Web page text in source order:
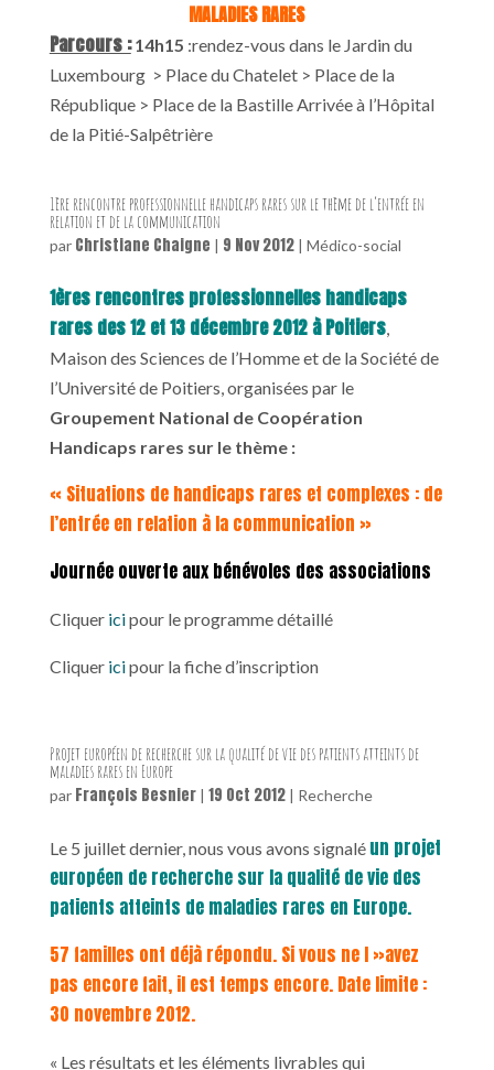
MALADIES RARES
Parcours : 14h15 :rendez-vous dans le Jardin du
Luxembourg > Place du Chatelet > Place de la
République > Place de la Bastille Arrivée à l’Hôpital
de la Pitié-Salpêtrière
1ère rencontre professionnelle handicaps rares sur le thème de l’entrée en
relation et de la communication
par Christiane Chaigne | 9 Nov 2012| Médico-social
1ères rencontres professionnelles handicaps
rares des 12 et 13 décembre 2012 à Poitiers,
Maison des Sciences de l’Homme et de la Société de
l’Université de Poitiers, organisées par le
Groupement National de Coopération
Handicaps rares sur le thème :
« Situations de handicaps rares et complexes : de
l’entrée en relation à la communication »
Journée ouverte aux bénévoles des associations
Cliquer icipour le programme détaillé
Cliquer icipour la fiche d’inscription
Projet européen de recherche sur la qualité de vie des patients atteints de
maladies rares en Europe
par François Besnier| 19 Oct 2012| Recherche
Le 5 juillet dernier, nous vous avons signalé un projet
européen de recherche sur la qualité de vie des
patients atteints de maladies rares en Europe.
57 familles ont déjà répondu. Si vous ne l »avez
pas encore fait, il est temps encore. Date limite :
30 novembre 2012.
« Les résultats et les éléments livrables qui